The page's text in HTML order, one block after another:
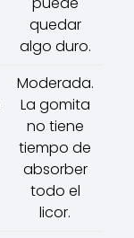
quedar
algo duro.
Moderada.
La gomita
no tiene
tiempo de
absorber
todo el
licor.